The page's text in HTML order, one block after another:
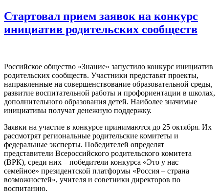
Стартовал прием заявок на конкурс
инициатив родительских сообществ
Российское общество «Знание» запустило конкурс инициатив
родительских сообществ. Участники представят проекты,
направленные на совершенствование образовательной среды,
развитие воспитательной работы и профориентации в школах,
дополнительного образования детей. Наиболее значимые
инициативы получат денежную поддержку.
Заявки на участие в конкурсе принимаются до 25 октября. Их
рассмотрят региональные родительские комитеты и
федеральные эксперты. Победителей определят
представители Всероссийского родительского комитета
(ВРК), среди них – победители конкурса «Это у нас
семейное» президентской платформы «Россия – страна
возможностей», учителя и советники директоров по
воспитанию.